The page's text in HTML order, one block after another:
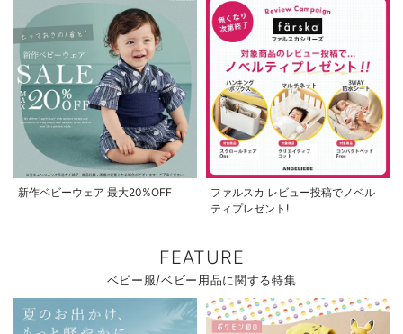
新作ベビーウェア 最大20%OFF
ファルスカ レビュー投稿でノベル
ティプレゼント!
FEATURE
ベビー服/ベビー用品に関する特集